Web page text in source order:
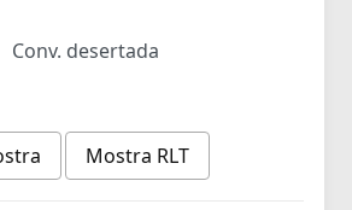
Conv. desertada
Mostra RLT